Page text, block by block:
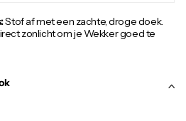
Stof af met een zachte, droge doek.
zonlicht om je Wekker goed te